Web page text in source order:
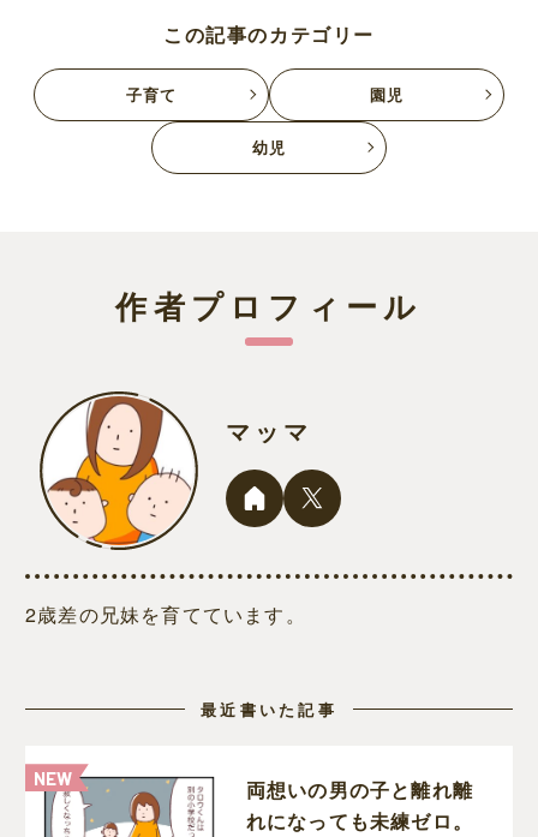
この記事のカテゴリー
子育て 園児
幼児
作者プロフィール
マッマ
2歳差の兄妹を育てています。
最近書いた記事
両想いの男の子と離れ離
れになっても未練ゼロ。